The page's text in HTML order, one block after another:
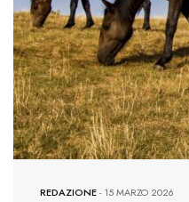
REDAZIONE-15 MARZO 2026